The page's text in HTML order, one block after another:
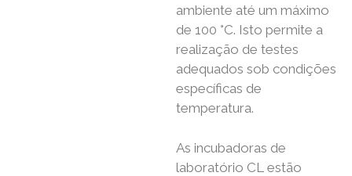
ambiente até um máximo
de 100 °C. Isto permite a
realização de testes
adequados sob condições
específicas de
temperatura.
As incubadoras de
laboratório CL estão